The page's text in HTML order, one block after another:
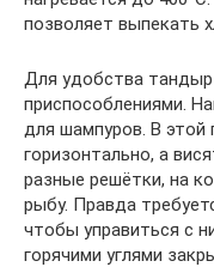
позволяет выпекать
Для удобства
приспособлениями.
для шампуров. В этой
горизонтально, а
разные решётки, на
рыбу. Правда
чтобы управиться с
горячими углями